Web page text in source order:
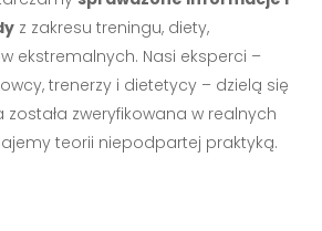
z zakresu treningu, diety,
ekstremalnych. Nasi eksperci –
trenerzy i dietetycy – dzielą się
została zweryfikowana w realnych
teorii niepodpartej praktyką.